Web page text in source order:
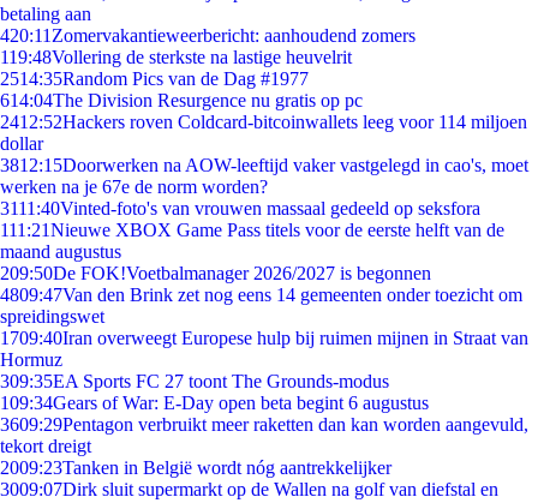
betaling aan
420:11 Zomervakantieweerbericht: aanhoudend zomers
119:48Vollering de sterkste na lastige heuvelrit
2514:35Random Pics van de Dag #1977
614:04The Division Resurgence nu gratis op pc
2412:52Hackers roven Coldcard-bitcoinwallets leeg voor 114 miljoen
dollar
3812:15Doorwerken na AOW-leeftijd vaker vastgelegd in cao's, moet
werken na je 67e de norm worden?
3111:40Vinted-foto's van vrouwen massaal gedeeld op seksfora
111:21Nieuwe XBOX Game Pass titels voor de eerste helft van de
maand augustus
209:50De FOK!Voetbalmanager 2026/2027 is begonnen
4809:47Van den Brink zet nog eens 14 gemeenten onder toezicht om
spreidingswet
1709:40Iran overweegt Europese hulp bij ruimen mijnen in Straat van
Hormuz
309:35EA Sports FC 27 toont The Grounds-modus
109:34Gears of War: E-Day open beta begint 6 augustus
3609:29Pentagon verbruikt meer raketten dan kan worden aangevuld,
tekort dreigt
2009:23Tanken in België wordt nóg aantrekkelijker
3009:07Dirk sluit supermarkt op de Wallen na golf van diefstal en